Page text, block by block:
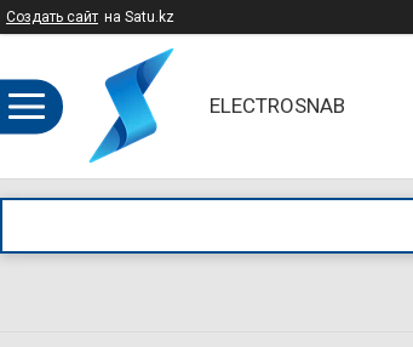
Создать сайт на Satu.kz
ELECTROSNAB